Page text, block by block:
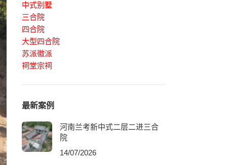
中式别墅
三合院
四合院
大型四合院
苏派徽派
祠堂宗祠
最新案例
河南兰考新中式二层二进三合
院
14/07/2026